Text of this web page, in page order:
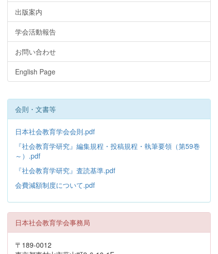
出版案内
学会活動報告
お問い合わせ
English Page
会則・文書等
日本社会教育学会会則.pdf
『社会教育学研究』編集規程・投稿規程・執筆要領（第59巻
～）.pdf
『社会教育学研究』査読基準.pdf
会費減額制度について.pdf
日本社会教育学会事務局
〒189-0012